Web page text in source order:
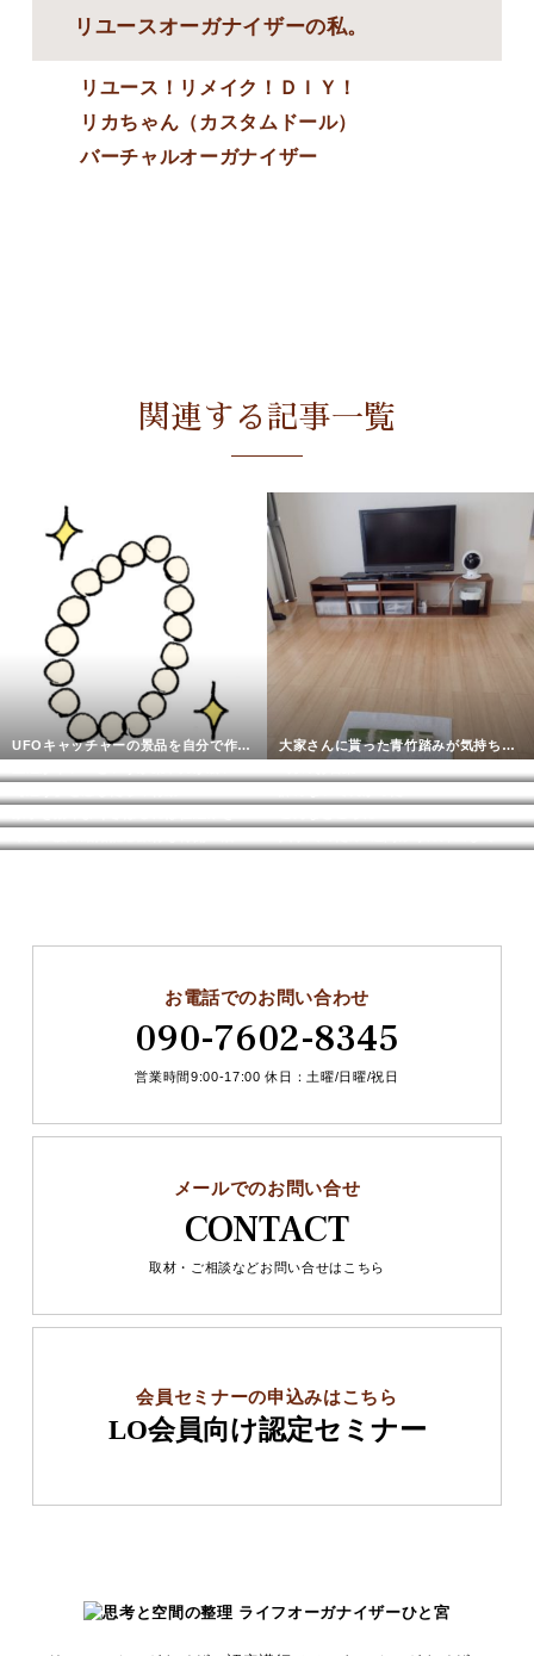
リユースオーガナイザーの私。
リユース！リメイク！ＤＩＹ！
リカちゃん（カスタムドール）
バーチャルオーガナイザー
関連する記事一覧
UFOキャッチャーの景品を自分で作ってみないかい？
大家さんに貰った青竹踏みが気持ちいい！
お電話でのお問い合わせ
090-7602-8345
営業時間9:00-17:00 休日：土曜/日曜/祝日
メールでのお問い合せ
CONTACT
取材・ご相談などお問い合せはこちら
会員セミナーの申込みはこちら
LO会員向け認定セミナー